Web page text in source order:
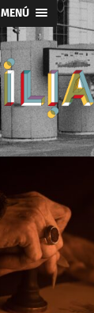
MENÚ
Blog
F-